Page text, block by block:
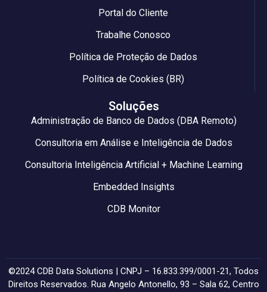
Portal do Cliente
Trabalhe Conosco
Política de Proteção de Dados
Política de Cookies (BR)
Soluções
Administração de Banco de Dados (DBA Remoto)
Consultoria em Análise e Inteligência de Dados
Consultoria Inteligência Artificial + Machine Learning
Embedded Insights
CDB Monitor
©2024 CDB Data Solutions | CNPJ – 16.833.399/0001-21, Todos
Direitos Reservados. Rua Angelo Antonello, 93 – Sala 62, Centro